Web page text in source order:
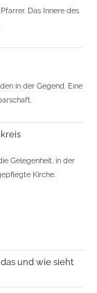
Das Innere des
in der Gegend. Eine
Gelegenheit, in der
Kirche.
und wie sieht